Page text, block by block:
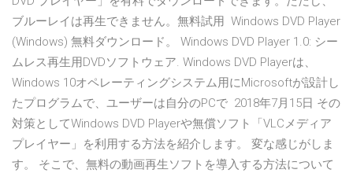
ブルーレイは再生できません。無料試用 Windows DVD Player
(Windows) 無料ダウンロード。 Windows DVD Player 1.0: シー
ムレス再生用DVDソフトウェア. Windows DVD Playerは、
Windows 10オペレーティングシステム用にMicrosoftが設計し
たプログラムで、ユーザーは自分のPCで 2018年7月15日 その
対策としてWindows DVD Playerや無償ソフト「VLCメディア
プレイヤー」を利用する方法を紹介します。 変な感じがしま
す。 そこで、無料の動画再生ソフトを導入する方法について